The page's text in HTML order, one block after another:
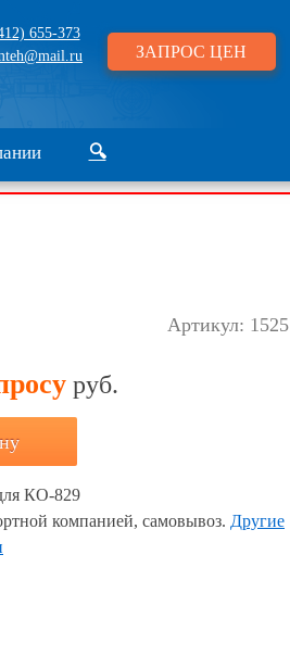
655-373
ЗАПРОС ЦЕН
🔍
Артикул: 1525
руб.
КО-829
компанией, самовывоз. Другие